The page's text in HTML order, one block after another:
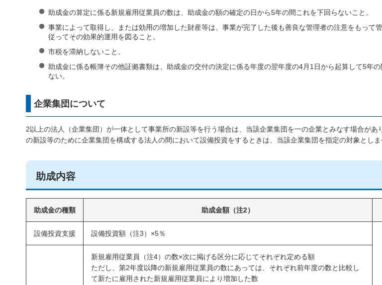
助成金の算定に係る新規雇用従業員の数は、助成金の額の確定の日から5年の間これを下回らないこと。
事業によって取得し、または効用の増加した財産等は、事業が完了した後も善良な管理者の注意をもって
従ってその効果的運用を図ること。
市税を滞納しないこと。
助成金に係る帳簿その他証拠書類は、助成金の交付の決定に係る年度の翌年度の4月1日から起算して5年
ない。
企業集団について
2以上の法人（企業集団）が一体として事業所の新設等を行う場合は、当該企業集団を一の企業とみなす場合が
の新設等のために企業集団を構成する法人の間において設備投資をするときは、当該企業集団を指定の対象としま
助成内容
助成金の種類 助成金額（注2）
設備投資支援 設備投資額（注3）×5％
新規雇用従業員（注4）の数×次に掲げる区分に応じてそれぞれ定める額
ただし、第2年度以降の新規雇用従業員の数にあっては、それぞれ前年度の数と比較し
て新たに雇用された新規雇用従業員により増加した数